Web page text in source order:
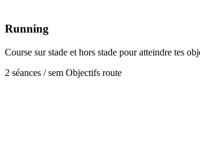
Running
Course sur stade et hors stade pour atteindre tes
2 séances / sem Objectifs route